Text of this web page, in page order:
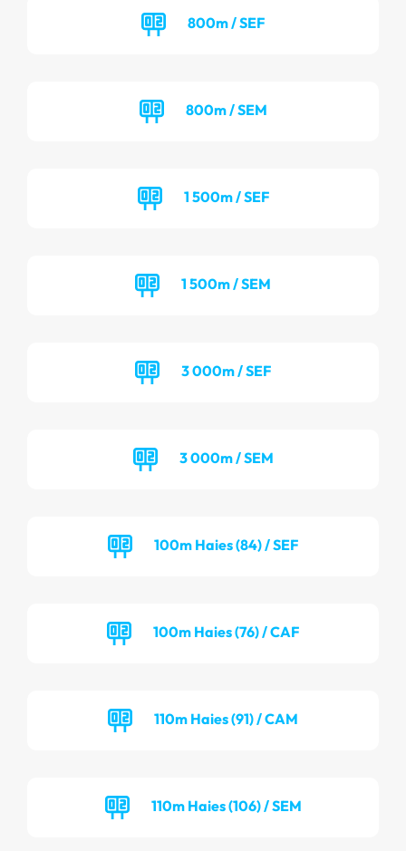
800m / SEF
800m / SEM
1 500m / SEF
1 500m / SEM
3 000m / SEF
3 000m / SEM
100m Haies (84) / SEF
100m Haies (76) / CAF
110m Haies (91) / CAM
110m Haies (106) / SEM